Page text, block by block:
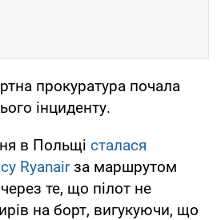
прокуратура почала
інциденту.
в Польщі сталася
Ryanairза маршрутом
те, що пілот не
на борт, вигукуючи, що